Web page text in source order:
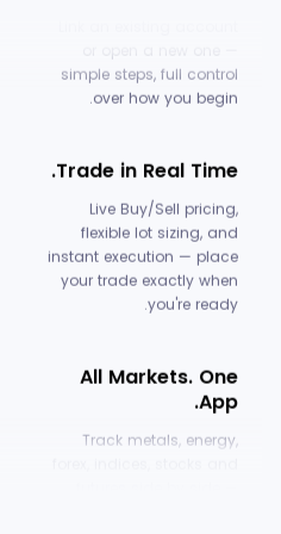
simple steps, full control
over how you begin.
Trade in Real Time.
Live Buy/Sell pricing,
flexible lot sizing, and
instant execution — place
your trade exactly when
you're ready.
All Markets. One
App.
Track metals, energy,
forex, indices, stocks and